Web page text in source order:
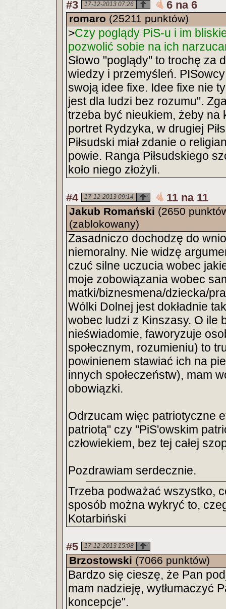
#3 17-12-2013 07:26
6 na 6
romaro (25211 punktów)
>Czy poglądy PiS-u i im
pozwolić sobie na ich
Słowo "poglądy" to trochę za
wiedzy i przemyśleń.
swoją idee fixe. Idee fixe nie
jest dla ludzi bez rozumu".
trzeba być nieukiem, żeby
portret Rydzyka, w drugiej
Piłsudski miał zdanie o
powie. Ranga Piłsudskiego
koło niego złożyli.
#4 17-12-2013 09:14
11 na 11
Jakub Romański (2650
(zablokowany)
Zasadniczo dochodzę do
niemoralny. Nie widzę
czuć silne uczucia wobec
moje zobowiązania wobec
matki/biznesmena/dziecka/
Wólki Dolnej jest dokładnie
wobec ludzi z Kinszasy. O ile
nieświadomie, faworyzuje
społecznym, rozumieniu) to
powinienem stawiać ich na
innych społeczeństw), mam
obowiązki.
Odrzucam więc patriotyczne
patriotą" czy "PiS'owskim
człowiekiem, bez tej całej
Pozdrawiam serdecznie.
Trzeba podważać wszystko,
sposób można wykryć to,
Kotarbiński
#5 17-12-2013 15:08
Brzostowski (7066 punktów)
Bardzo się cieszę, że Pan
mam nadzieję, wytłumaczyć
koncepcje".